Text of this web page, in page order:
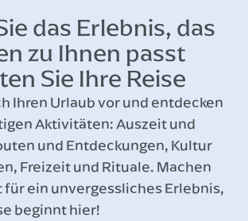
das Erlebnis, das
zu Ihnen passt
Sie Ihre Reise
Ihren Urlaub vor und entdecken
Aktivitäten: Auszeit und
und Entdeckungen, Kultur
Freizeit und Rituale. Machen
für ein unvergessliches Erlebnis,
beginnt hier!